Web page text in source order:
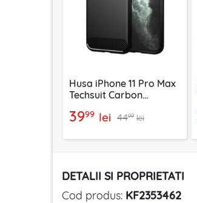
Husa iPhone 11 Pro Max
Techsuit Carbon
3999 lei 4499 lei
DETALII SI PROPRIETATI
Cod produs: KF2353462